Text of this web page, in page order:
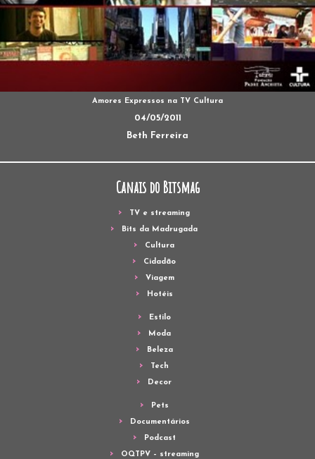
Amores Expressos na TV Cultura
04/05/2011
Beth Ferreira
Canais do Bitsmag
TV e streaming
Bits da Madrugada
Cultura
Cidadão
Viagem
Hotéis
Estilo
Moda
Beleza
Tech
Decor
Pets
Documentários
Podcast
OQTPV – streaming